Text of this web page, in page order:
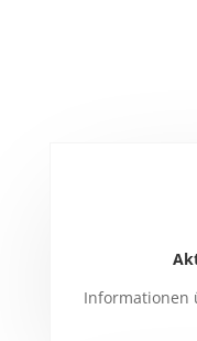
Informationen